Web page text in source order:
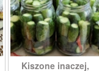
Kiszone inaczej,